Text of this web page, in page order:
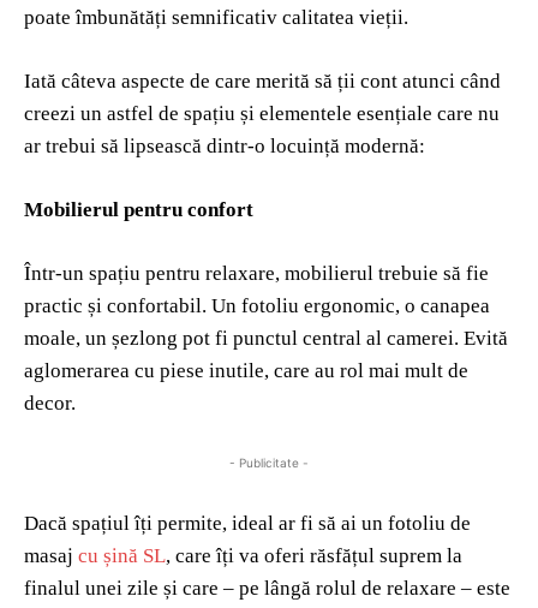
poate îmbunătăți semnificativ calitatea vieții.
Iată câteva aspecte de care merită să ții cont atunci când
creezi un astfel de spațiu și elementele esențiale care nu
ar trebui să lipsească dintr-o locuință modernă:
Mobilierul pentru confort
Într-un spațiu pentru relaxare, mobilierul trebuie să fie
practic și confortabil. Un fotoliu ergonomic, o canapea
moale, un șezlong pot fi punctul central al camerei. Evită
aglomerarea cu piese inutile, care au rol mai mult de
decor.
- Publicitate -
Dacă spațiul îți permite, ideal ar fi să ai un fotoliu de
masaj cu șină SL, care îți va oferi răsfățul suprem la
finalul unei zile și care – pe lângă rolul de relaxare – este